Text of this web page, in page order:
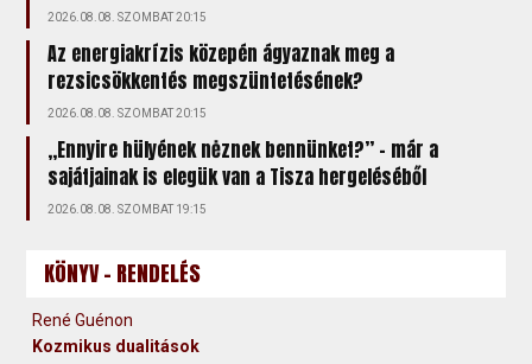
2026.08.08. SZOMBAT 20:15
Az energiakrízis közepén ágyaznak meg a
rezsicsökkentés megszüntetésének?
2026.08.08. SZOMBAT 20:15
„Ennyire hülyének nėznek bennünket?” – már a
sajátjainak is elegük van a Tisza hergeléséből
2026.08.08. SZOMBAT 19:15
KÖNYV - RENDELÉS
René Guénon
Kozmikus dualitások